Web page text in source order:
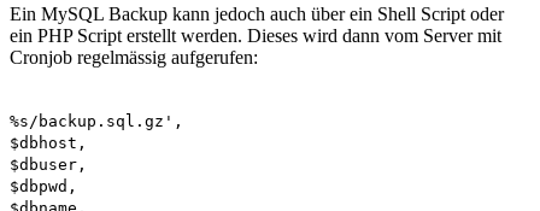
Ein MySQL Backup kann jedoch auch über ein Shell Script oder
ein PHP Script erstellt werden. Dieses wird dann vom Server mit
Cronjob regelmässig aufgerufen:
%s/backup.sql.gz',
$dbhost,
$dbuser,
$dbpwd,
$dbname,